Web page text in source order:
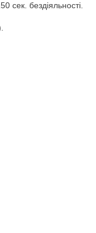
сек. бездіяльності.